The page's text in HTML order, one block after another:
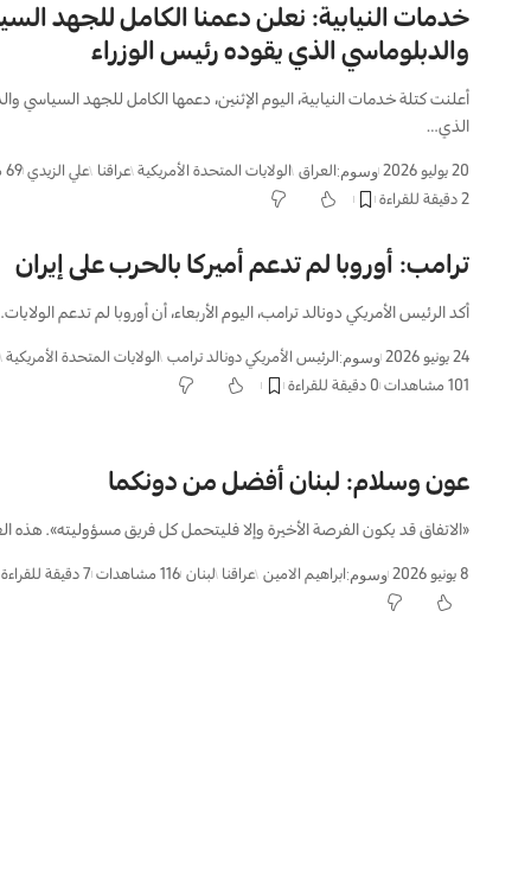
خدمات النيابية: نعلن دعمنا الكامل للجهد
والدبلوماسي الذي يقوده رئيس الوزراء
أعلنت كتلة خدمات النيابية، اليوم الإثنين، دعمها الكامل للجهد السياسي
الذي…
20 يوليو 2026 وسوم:العراق الولايات المتحدة الأمريكية عراقنا علي الزيدي 69 مشاهدات
2 دقيقة للقراءة
‏ترامب: أوروبا لم تدعم أميركا بالحرب على إيران
أكد الرئيس الأمريكي دونالد ترامب، اليوم الأربعاء، أن أوروبا لم تدعم
24 يونيو 2026 وسوم:الرئيس الأمريكي دونالد ترامب الولايات المتحدة الأمريكية
101 مشاهدات
0 دقيقة للقراءة
عون وسلام: لبنان أفضل من دونكما
«الاتفاق قد يكون الفرصة الأخيرة وإلا فليتحمل كل فريق مسؤوليته». هذه
8 يونيو 2026 وسوم:ابراهیم الامین عراقنا لبنان 116 مشاهدات 7 دقيقة للقراءة